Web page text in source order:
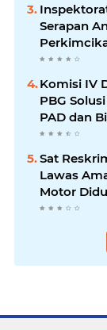
Serapan
Komisi IV
PBG
PAD dan
Sat
Lawas
Motor
dari